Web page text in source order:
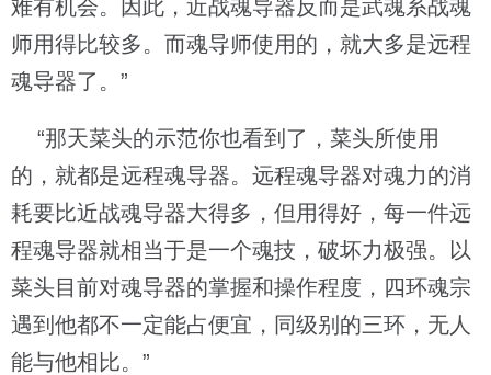
难有机会。因此，近战魂导器反而是武魂系战魂
师用得比较多。而魂导师使用的，就大多是远程
魂导器了。”
“那天菜头的示范你也看到了，菜头所使用
的，就都是远程魂导器。远程魂导器对魂力的消
耗要比近战魂导器大得多，但用得好，每一件远
程魂导器就相当于是一个魂技，破坏力极强。以
菜头目前对魂导器的掌握和操作程度，四环魂宗
遇到他都不一定能占便宜，同级别的三环，无人
能与他相比。”